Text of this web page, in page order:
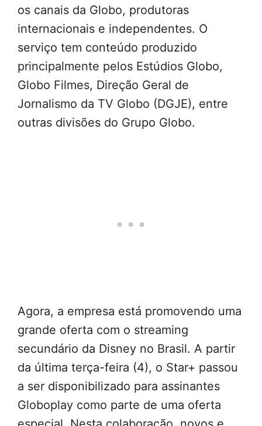
os canais da Globo, produtoras
internacionais e independentes. O
serviço tem conteúdo produzido
principalmente pelos Estúdios Globo,
Globo Filmes, Direção Geral de
Jornalismo da TV Globo (DGJE), entre
outras divisões do Grupo Globo.
Agora, a empresa está promovendo uma
grande oferta com o streaming
secundário da Disney no Brasil. A partir
da última terça-feira (4), o Star+ passou
a ser disponibilizado para assinantes
Globoplay como parte de uma oferta